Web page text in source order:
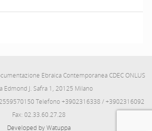
Ebraica Contemporanea CDEC ONLUS
Edmond J. Safra 1, 20125 Milano
Telefono +3902316338 / +3902316092
Fax: 02.33.60.27.28
Developed by Watuppa